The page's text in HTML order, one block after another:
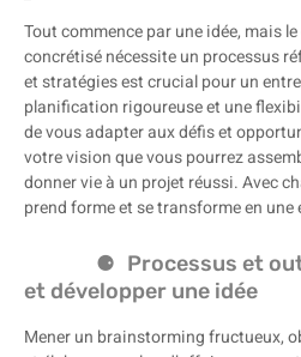
Tout commence par une idée, mais
concrétisé nécessite un processus
et stratégies est crucial pour un
planification rigoureuse et une
de vous adapter aux défis et
votre vision que vous pourrez
donner vie à un projet réussi. Avec
prend forme et se transforme en
Processus et
et développer une idée
Mener un brainstorming fructueux,